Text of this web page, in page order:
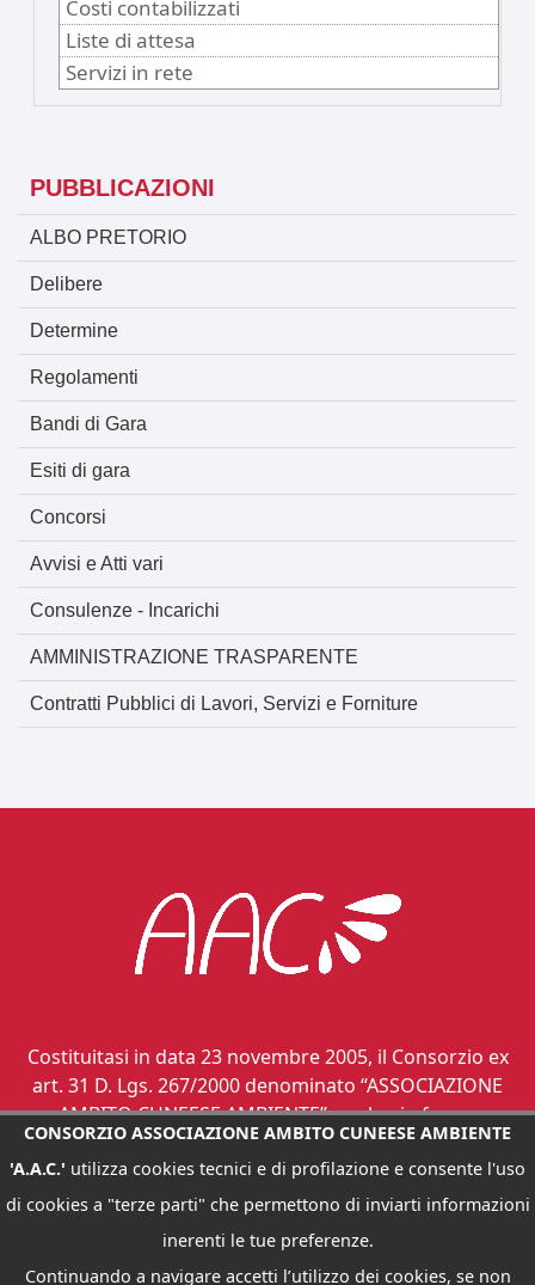
Costi contabilizzati
Liste di attesa
Servizi in rete
PUBBLICAZIONI
ALBO PRETORIO
Delibere
Determine
Regolamenti
Bandi di Gara
Esiti di gara
Concorsi
Avvisi e Atti vari
Consulenze - Incarichi
AMMINISTRAZIONE TRASPARENTE
Contratti Pubblici di Lavori, Servizi e Forniture
Costituitasi in data 23 novembre 2005, il Consorzio ex
art. 31 D. Lgs. 267/2000 denominato “ASSOCIAZIONE
AMBITO CUNEESE AMBIENTE”, svolge in forma
associata le funzioni di governo di ambito dei servizi
relativi ai rifiuti urbani, ai sensi dell’art. 12 L. R.
24.10.2002, n. 24.
CONSORZIO ASSOCIAZIONE AMBITO CUNEESE AMBIENTE
'A.A.C.' utilizza cookies tecnici e di profilazione e consente l'uso
di cookies a "terze parti" che permettono di inviarti informazioni
inerenti le tue preferenze.
Continuando a navigare accetti l’utilizzo dei cookies, se non